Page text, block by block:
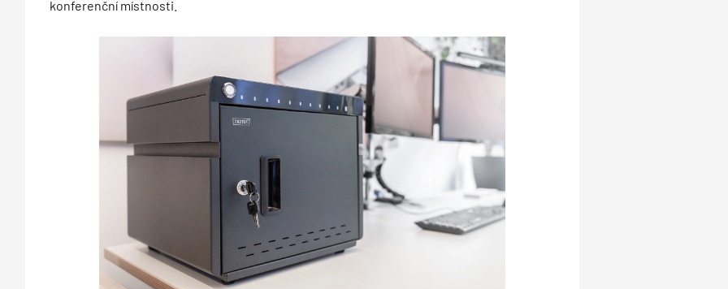
konferenční místnosti.